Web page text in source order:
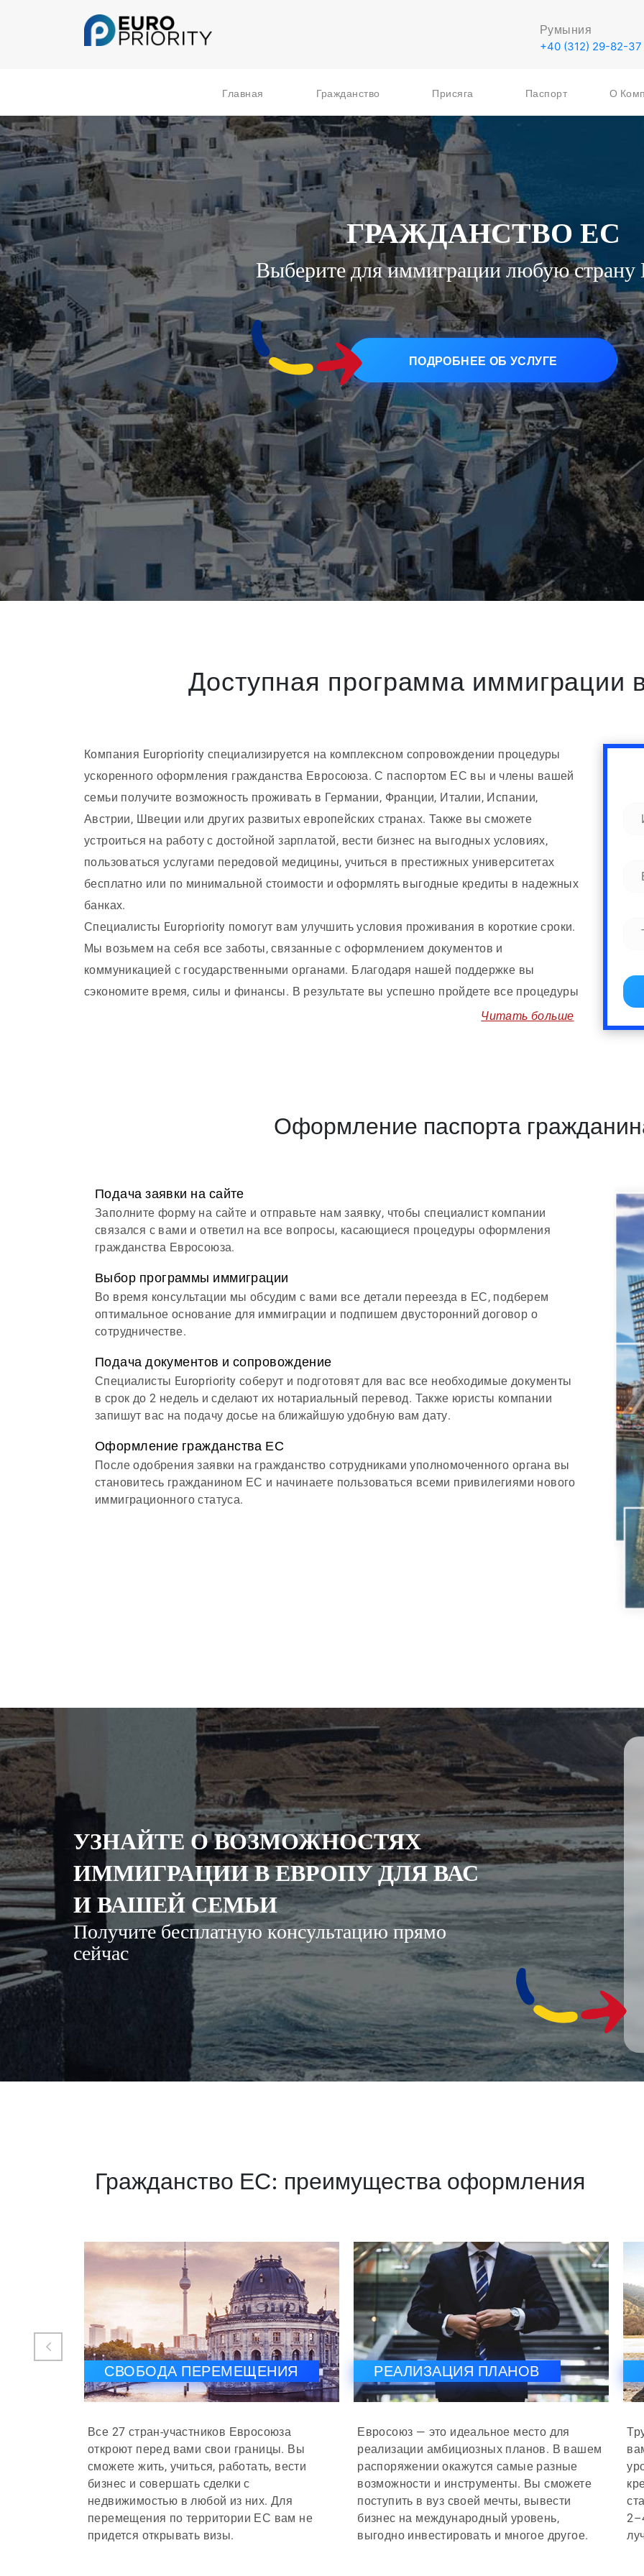
Румыния
+40 (312) 29-82-37
Главная Гражданство Присяга Паспорт О
ГРАЖДАНСТВО ЕС
Выберите для иммиграции любую страну
ПОДРОБНЕЕ ОБ УСЛУГЕ
Доступная программа иммиграции
Компания Europriority специализируется на комплексном сопровождении процедуры
ускоренного оформления гражданства Евросоюза. С паспортом ЕС вы и члены вашей
семьи получите возможность проживать в Германии, Франции, Италии, Испании,
Австрии, Швеции или других развитых европейских странах. Также вы сможете
устроиться на работу с достойной зарплатой, вести бизнес на выгодных условиях,
пользоваться услугами передовой медицины, учиться в престижных университетах
бесплатно или по минимальной стоимости и оформлять выгодные кредиты в надежных
банках.
Специалисты Europriority помогут вам улучшить условия проживания в короткие сроки.
Мы возьмем на себя все заботы, связанные с оформлением документов и
коммуникацией с государственными органами. Благодаря нашей поддержке вы
сэкономите время, силы и финансы. В результате вы успешно пройдете все процедуры
Читать больше
Оформление паспорта
Подача заявки на сайте
Заполните форму на сайте и отправьте нам заявку, чтобы специалист компании
связался с вами и ответил на все вопросы, касающиеся процедуры оформления
гражданства Евросоюза.
Выбор программы иммиграции
Во время консультации мы обсудим с вами все детали переезда в ЕС, подберем
оптимальное основание для иммиграции и подпишем двусторонний договор о
сотрудничестве.
Подача документов и сопровождение
Специалисты Europriority соберут и подготовят для вас все необходимые документы
в срок до 2 недель и сделают их нотариальный перевод. Также юристы компании
запишут вас на подачу досье на ближайшую удобную вам дату.
Оформление гражданства ЕС
После одобрения заявки на гражданство сотрудниками уполномоченного органа вы
становитесь гражданином ЕС и начинаете пользоваться всеми привилегиями нового
иммиграционного статуса.
УЗНАЙТЕ О ВОЗМОЖНОСТЯХ
ИММИГРАЦИИ В ЕВРОПУ ДЛЯ ВАС
И ВАШЕЙ СЕМЬИ
Получите бесплатную консультацию прямо
сейчас
Гражданство ЕС: преимущества оформления
СВОБОДА ПЕРЕМЕЩЕНИЯ
Все 27 стран-участников Евросоюза
откроют перед вами свои границы. Вы
сможете жить, учиться, работать, вести
бизнес и совершать сделки с
недвижимостью в любой из них. Для
перемещения по территории ЕС вам не
придется открывать визы.
РЕАЛИЗАЦИЯ ПЛАНОВ
Евросоюз — это идеальное место для
реализации амбициозных планов. В вашем
распоряжении окажутся самые разные
возможности и инструменты. Вы сможете
поступить в вуз своей мечты, вывести
бизнес на международный уровень,
выгодно инвестировать и многое другое.